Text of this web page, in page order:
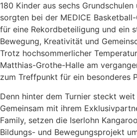
180 Kinder aus sechs
sorgten bei der MEDICE
für eine Rekordbeteiligung und ein
Bewegung, Kreativität und
Trotz hochsommerlicher
Matthias-Grothe-Halle am
zum Treffpunkt für ein besonderes
Denn hinter dem Turnier steckt
Gemeinsam mit ihrem
Family, setzen die Iserlohn
Bildungs- und Bewegungsprojekt